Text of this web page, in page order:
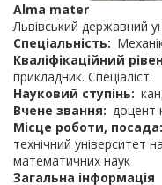
Alma mater
Львівський державний
Спеціальність
Кваліфікаційний
прикладник. Спеціаліст.
Науковий ступінь
Вчене звання
доцент
Місце роботи, посада
технічний університет
математичних наук
Загальна інформація